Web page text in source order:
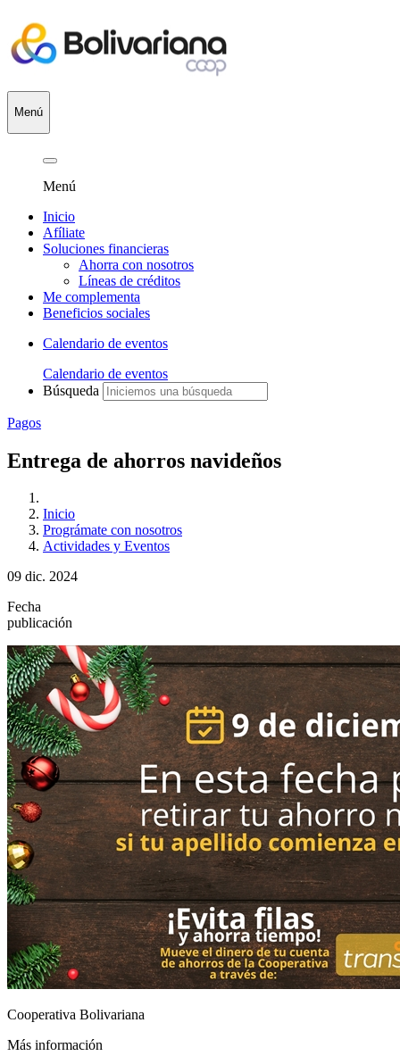
Menú
Menú
Inicio
Afíliate
Soluciones financieras
Ahorra con nosotros
Líneas de créditos
Me complementa
Beneficios sociales
Calendario de eventos
Calendario de eventos
Búsqueda
Pagos
Entrega de ahorros navideños
Inicio
Prográmate con nosotros
Actividades y Eventos
09 dic. 2024
Fecha
publicación
Cooperativa Bolivariana
Más información